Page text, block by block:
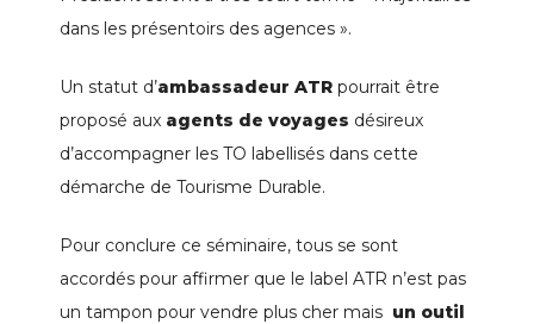
dans les présentoirs des agences ».
Un statut d’ambassadeur ATR pourrait être
proposé aux agents de voyages désireux
d’accompagner les TO labellisés dans cette
démarche de Tourisme Durable.
Pour conclure ce séminaire, tous se sont
accordés pour affirmer que le label ATR n’est pas
un tampon pour vendre plus cher mais un outil